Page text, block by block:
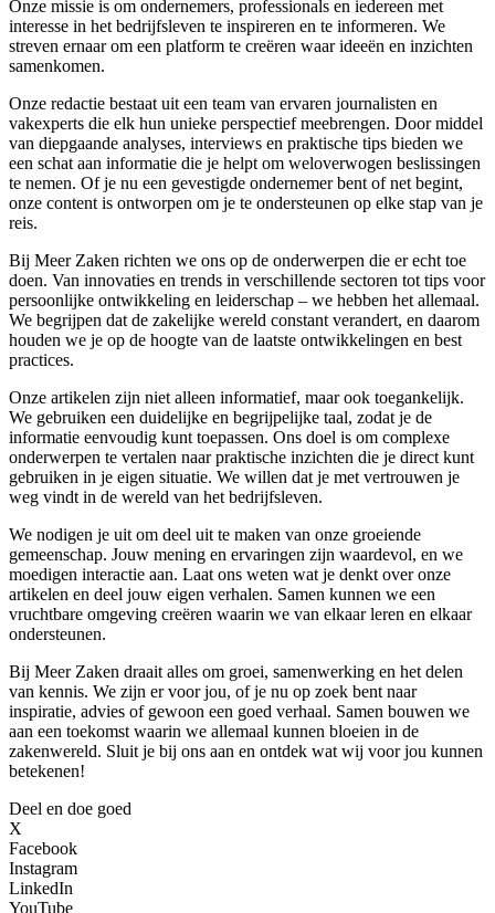
Onze missie is om ondernemers, professionals en iedereen met
interesse in het bedrijfsleven te inspireren en te informeren. We
streven ernaar om een platform te creëren waar ideeën en inzichten
samenkomen.
Onze redactie bestaat uit een team van ervaren journalisten en
vakexperts die elk hun unieke perspectief meebrengen. Door middel
van diepgaande analyses, interviews en praktische tips bieden we
een schat aan informatie die je helpt om weloverwogen beslissingen
te nemen. Of je nu een gevestigde ondernemer bent of net begint,
onze content is ontworpen om je te ondersteunen op elke stap van je
reis.
Bij Meer Zaken richten we ons op de onderwerpen die er echt toe
doen. Van innovaties en trends in verschillende sectoren tot tips voor
persoonlijke ontwikkeling en leiderschap – we hebben het allemaal.
We begrijpen dat de zakelijke wereld constant verandert, en daarom
houden we je op de hoogte van de laatste ontwikkelingen en best
practices.
Onze artikelen zijn niet alleen informatief, maar ook toegankelijk.
We gebruiken een duidelijke en begrijpelijke taal, zodat je de
informatie eenvoudig kunt toepassen. Ons doel is om complexe
onderwerpen te vertalen naar praktische inzichten die je direct kunt
gebruiken in je eigen situatie. We willen dat je met vertrouwen je
weg vindt in de wereld van het bedrijfsleven.
We nodigen je uit om deel uit te maken van onze groeiende
gemeenschap. Jouw mening en ervaringen zijn waardevol, en we
moedigen interactie aan. Laat ons weten wat je denkt over onze
artikelen en deel jouw eigen verhalen. Samen kunnen we een
vruchtbare omgeving creëren waarin we van elkaar leren en elkaar
ondersteunen.
Bij Meer Zaken draait alles om groei, samenwerking en het delen
van kennis. We zijn er voor jou, of je nu op zoek bent naar
inspiratie, advies of gewoon een goed verhaal. Samen bouwen we
aan een toekomst waarin we allemaal kunnen bloeien in de
zakenwereld. Sluit je bij ons aan en ontdek wat wij voor jou kunnen
betekenen!
Deel en doe goed
X
Facebook
Instagram
LinkedIn
YouTube